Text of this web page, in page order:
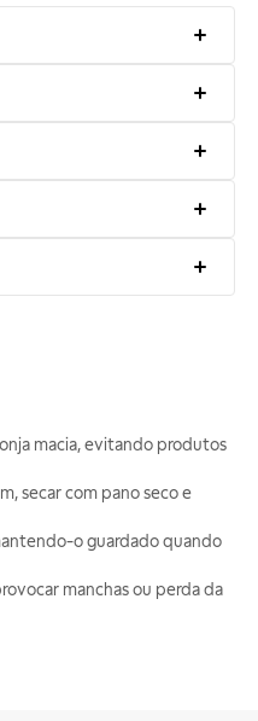
macia, evitando produtos
secar com pano seco e
o guardado quando
manchas ou perda da